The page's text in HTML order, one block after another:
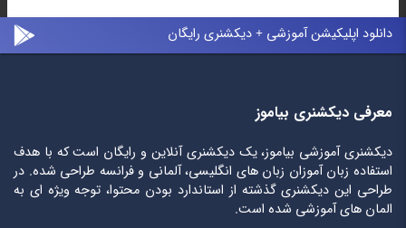
دانلود اپلیکیشن آموزشی + دیکشنری رایگان
معرفی دیکشنری بیاموز
دیکشنری آموزشی بیاموز، یک دیکشنری آنلاین و رایگان است که با هدف
استفاده زبان آموزان زبان های انگلیسی، آلمانی و فرانسه طراحی شده. در
طراحی این دیکشنری گذشته از استاندارد بودن محتوا، توجه ویژه ای به
المان های آموزشی شده است.